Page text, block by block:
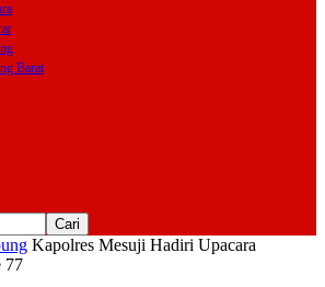
Barat
Kapolres Mesuji Hadiri Upacara
77